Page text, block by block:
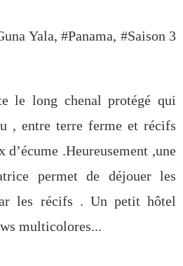
Yala, #Panama, #Saison 3
le long chenal protégé qui
, entre terre ferme et récifs
d’écume .Heureusement ,une
permet de déjouer les
les récifs . Un petit hôtel
multicolores...